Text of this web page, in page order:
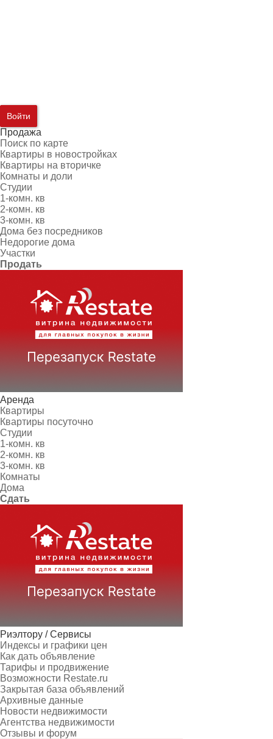
Войти
Продажа
Поиск по карте
Квартиры в новостройках
Квартиры на вторичке
Комнаты и доли
Студии
1-комн. кв
2-комн. кв
3-комн. кв
Дома без посредников
Недорогие дома
Участки
Продать
Аренда
Квартиры
Квартиры посуточно
Студии
1-комн. кв
2-комн. кв
3-комн. кв
Комнаты
Дома
Сдать
Риэлтору / Сервисы
Индексы и графики цен
Как дать объявление
Тарифы и продвижение
Возможности Restate.ru
Закрытая база объявлений
Архивные данные
Новости недвижимости
Агентства недвижимости
Отзывы и форум